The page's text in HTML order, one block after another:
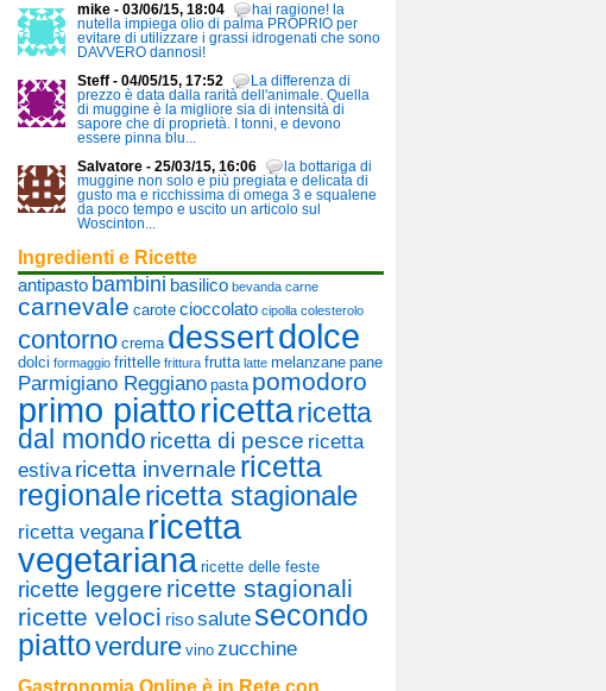
mike - 03/06/15, 18:04
hai ragione! la
nutella impiega olio di palma PROPRIO per
evitare di utilizzare i grassi idrogenati che sono
DAVVERO dannosi!
Steff - 04/05/15, 17:52
La differenza di
prezzo è data dalla rarità dell'animale. Quella
di muggine è la migliore sia di intensità di
sapore che di proprietà. I tonni, e devono
essere pinna blu...
Salvatore - 25/03/15, 16:06
la bottariga di
muggine non solo e più pregiata e delicata di
gusto ma e ricchissima di omega 3 e squalene
da poco tempo e uscito un articolo sul
Woscinton...
Ingredienti e Ricette
antipasto bambini basilico bevanda carne
carnevale carote cioccolato cipolla colesterolo
contorno crema dessertdolce
dolci formaggio frittelle frittura frutta latte melanzane pane
Parmigiano Reggiano pasta pomodoro
primo piattoricettaricetta
dal mondo ricetta di pesce ricetta
estiva ricetta invernale ricetta
regionalericetta stagionale
ricetta vegana ricetta
vegetariana ricette delle feste
ricette leggere ricette stagionali
ricette veloci risosalute secondo
piattoverdure vino zucchine
Gastronomia Online è in Rete con...